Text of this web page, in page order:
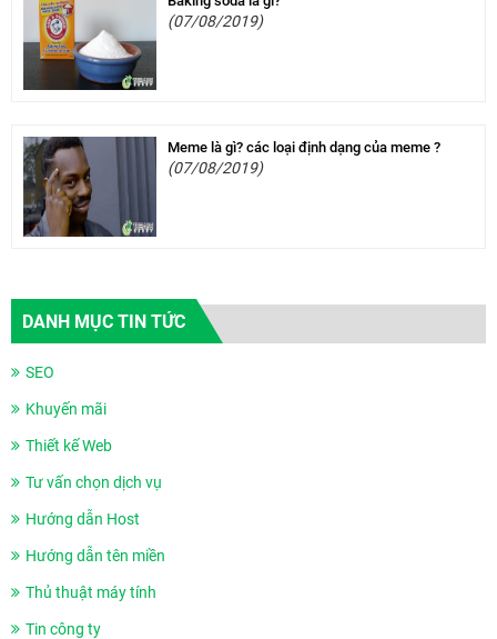
(07/08/2019)
Meme là gì? các loại định dạng của meme ?
(07/08/2019)
DANH MỤC TIN TỨC
SEO
Khuyến mãi
Thiết kế Web
Tư vấn chọn dịch vụ
Hướng dẫn Host
Hướng dẫn tên miền
Thủ thuật máy tính
Tin công ty